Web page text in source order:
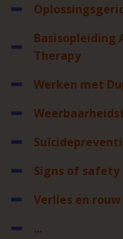
Basisopleiding
Therapy
Werken met
Signs of
Verlies en rouw
...